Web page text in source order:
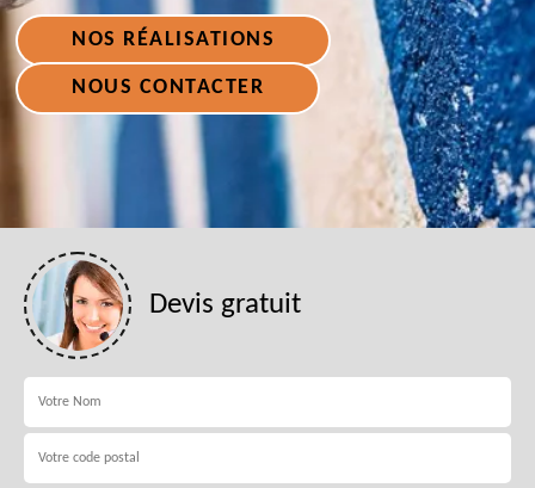
NOS RÉALISATIONS
NOUS CONTACTER
Devis gratuit